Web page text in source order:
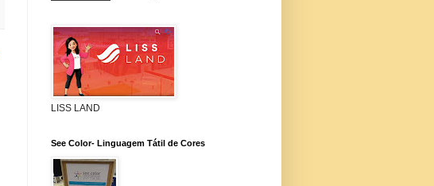
LISS LAND
See Color- Linguagem Tátil de Cores